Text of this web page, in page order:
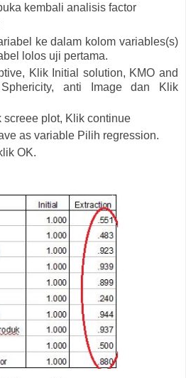
kembali analisis factor
ke dalam kolom variables(s)
lolos uji pertama.
Klik Initial solution, KMO and
anti Image dan Klik
screee plot, Klik continue
as variable Pilih regression.
OK.